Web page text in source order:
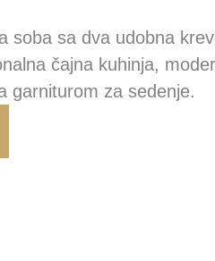
soba sa dva udobna
čajna kuhinja,
garniturom za sedenje.